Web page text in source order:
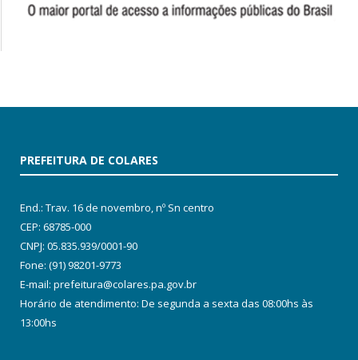
PREFEITURA DE COLARES
End.: Trav. 16 de novembro, nº Sn centro
CEP: 68785-000
CNPJ: 05.835.939/0001-90
Fone: (91) 98201-9773
E-mail: prefeitura@colares.pa.gov.br
Horário de atendimento: De segunda a sexta das 08:00hs às
13:00hs